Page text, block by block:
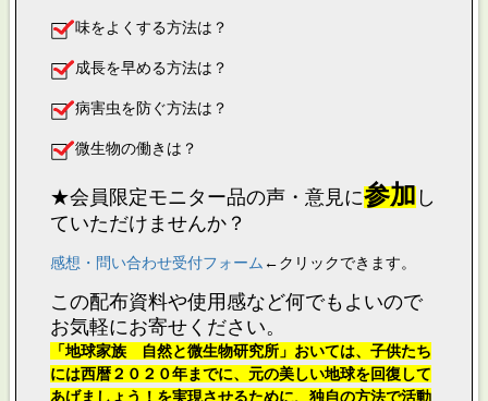
味をよくする方法は？
成長を早める方法は？
病害虫を防ぐ方法は？
微生物の働きは？
★会員限定モニター品の声・意見に参加 し
ていただけませんか？
感想・問い合わせ受付フォーム ←クリックできます。
この配布資料や使用感など何でもよいので
お気軽にお寄せください。
「地球家族 自然と微生物研究所」おいては、子供たち
には西暦２０２０年までに、元の美しい地球を回復して
あげましょう！を実現させるために、独自の方法で活動